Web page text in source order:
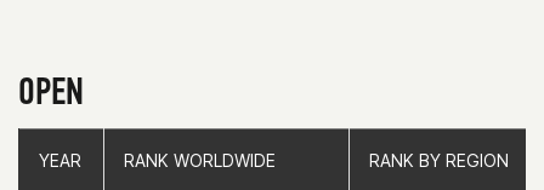
OPEN
YEAR RANK WORLDWIDE RANK BY REGION
YEAR RANK WORLDWIDE RANK BY REGION